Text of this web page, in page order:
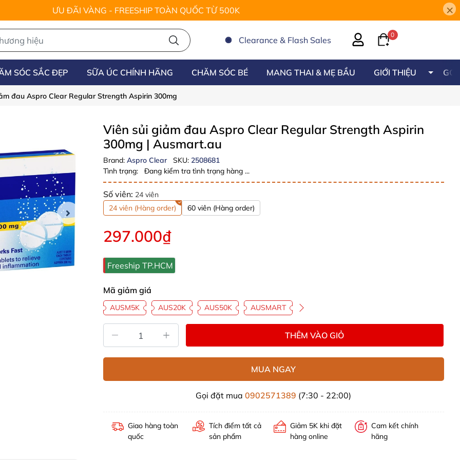
ƯU ĐÃI VÀNG - FREESHIP TOÀN QUỐC TỪ 500K ×
Clearance & Flash Sales
0
SÓC SẮC ĐẸP SỮA ÚC CHÍNH HÃNG CHĂM SÓC BÉ MANG THAI & MẸ BẦU GIỚI THIỆU
đau Aspro Clear Regular Strength Aspirin 300mg
Viên sủi giảm đau Aspro Clear Regular Strength Aspirin
300mg | Ausmart.au
Brand: Aspro Clear SKU: 2508681
Tình trạng:
Đang kiểm tra tình trạng hàng ...
Số viên: 24 viên
24 viên (Hàng order)
60 viên (Hàng order)
297.000₫
Freeship TP.HCM
Mã giảm giá
AUSM5K AUS20K AUS50K AUSMART
THÊM VÀO GIỎ
MUA NGAY
Gọi đặt mua0902571389 (7:30 - 22:00)
Giao hàng toàn
quốc
Tích điểm tất cả
sản phẩm
Giảm 5K khi đặt
hàng online
Cam kết chính
hãng